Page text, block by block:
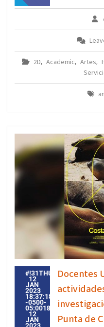
2D, Academic, Artes,
#!31THU,
12
JAN
2023
18:37:18
-0500-
05:001831#31THU,
12
JAN
Docentes
Punta de